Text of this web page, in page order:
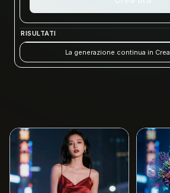
RISULTATI
La generazione continua in